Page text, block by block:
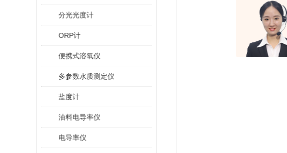
分光光度计
ORP计
便携式溶氧仪
多参数水质测定仪
盐度计
油料电导率仪
电导率仪